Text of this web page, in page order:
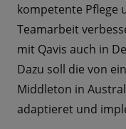
kompetente Pflege
Teamarbeit
mit Qavis auch in
Dazu soll die von
Middleton in
adaptieret und